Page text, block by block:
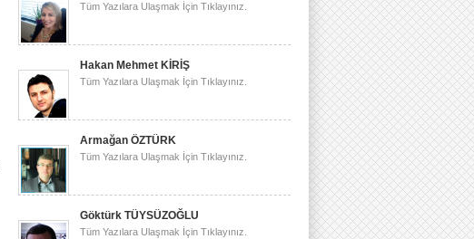
Tüm Yazılara Ulaşmak İçin Tıklayınız.
Hakan Mehmet KİRİŞ
Tüm Yazılara Ulaşmak İçin Tıklayınız.
Armağan ÖZTÜRK
Tüm Yazılara Ulaşmak İçin Tıklayınız.
Göktürk TÜYSÜZOĞLU
Tüm Yazılara Ulaşmak İçin Tıklayınız.